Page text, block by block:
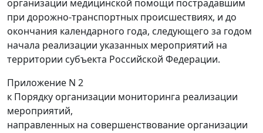
организации медицинской помощи пострадавшим
при дорожно-транспортных происшествиях, и до
окончания календарного года, следующего за годом
начала реализации указанных мероприятий на
территории субъекта Российской Федерации.
Приложение N 2
к Порядку организации мониторинга реализации
мероприятий,
направленных на совершенствование организации